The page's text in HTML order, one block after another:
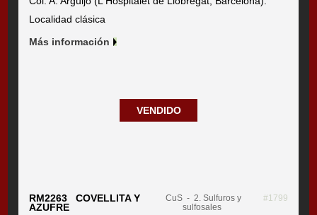
Localidad clásica
Más información
VENDIDO
RM2263 COVELLITA Y
AZUFRE
CuS - 2. Sulfuros y
sulfosales
#1799